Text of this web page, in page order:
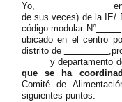
Yo,
de sus veces) de la IE/
código modular N°
ubicado en el centro
distrito de
y departamento
que se ha
Comité de
siguientes puntos: